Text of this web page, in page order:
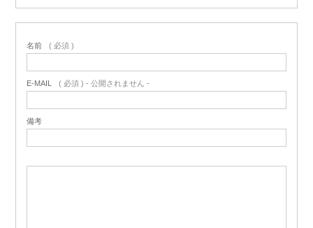
名前 ( 必須 )
E-MAIL ( 必須 ) - 公開されません -
備考